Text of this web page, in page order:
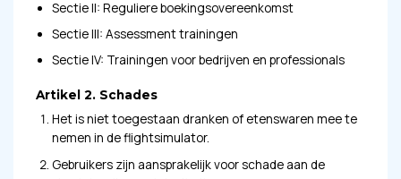
Sectie II: Reguliere boekingsovereenkomst
Sectie III: Assessment trainingen
Sectie IV: Trainingen voor bedrijven en professionals
Artikel 2. Schades
Het is niet toegestaan dranken of etenswaren mee te
nemen in de flightsimulator.
Gebruikers zijn aansprakelijk voor schade aan de